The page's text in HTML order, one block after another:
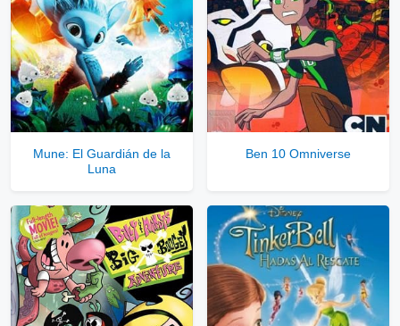
Mune: El Guardián de la
Luna
Ben 10 Omniverse